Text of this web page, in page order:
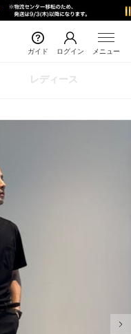
ガイド ログイン メニュー
レディース